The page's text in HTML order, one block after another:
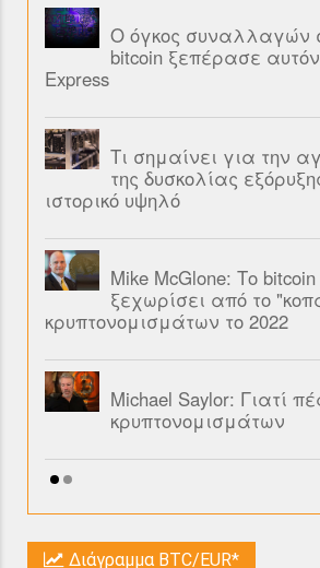
Ο όγκος συναλλαγών
bitcoin ξεπέρασε
Express
Τι σημαίνει για την
της δυσκολίας
ιστορικό υψηλό
Mike McGlone: Το
ξεχωρίσει από το
κρυπτονομισμάτων το 2022
Michael Saylor: Γιατί
κρυπτονομισμάτων
Διάγραμμα BTC/EUR*